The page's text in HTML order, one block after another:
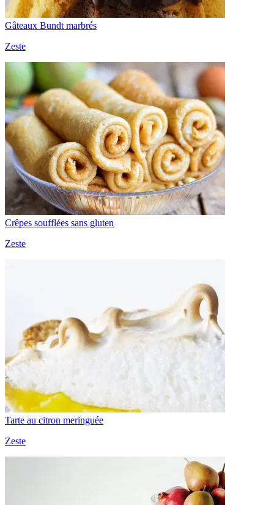
Gâteaux Bundt marbrés
Zeste
Crêpes soufflées sans gluten
Zeste
Tarte au citron meringuée
Zeste